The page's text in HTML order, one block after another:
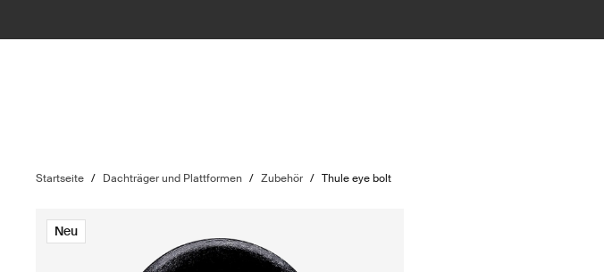
Startseite / Dachträger und Plattformen / Zubehör / Thule eye bolt
Neu